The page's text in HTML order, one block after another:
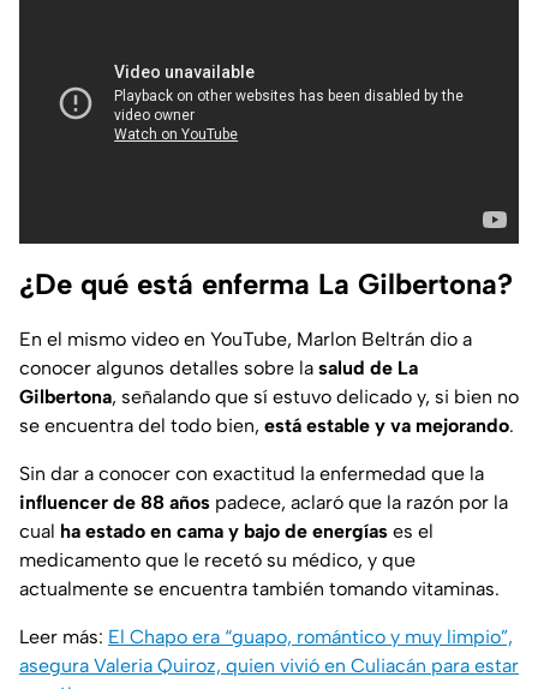
¿De qué está enferma La Gilbertona?
En el mismo video en YouTube, Marlon Beltrán dio a
conocer algunos detalles sobre la salud de La
Gilbertona, señalando que sí estuvo delicado y, si bien no
se encuentra del todo bien, está estable y va mejorando.
Sin dar a conocer con exactitud la enfermedad que la
influencer de 88 años padece, aclaró que la razón por la
cual ha estado en cama y bajo de energías es el
medicamento que le recetó su médico, y que
actualmente se encuentra también tomando vitaminas.
Leer más: El Chapo era “guapo, romántico y muy limpio”,
asegura Valeria Quiroz, quien vivió en Culiacán para estar